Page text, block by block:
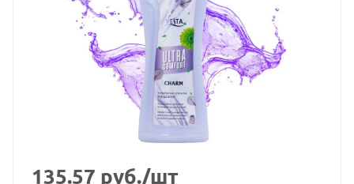
135.57 руб./шт